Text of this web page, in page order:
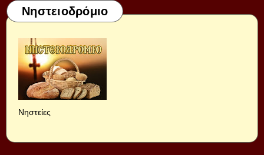
Νηστειοδρόμιο
Νηστείες